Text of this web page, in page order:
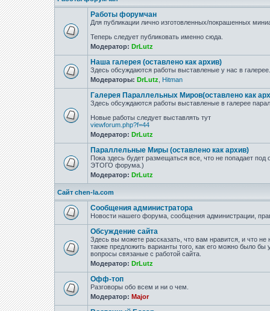
Работы форумчан
Для публикации лично изготовленных/покрашенных
Теперь следует публиковать именно сюда.
Модератор: DrLutz
Наша галерея (оставлено как архив)
Здесь обсуждаются работы выставленые у нас в галерее.
Модераторы: DrLutz Hitman
Галерея Параллельных Миров(оставлено как
Здесь обсуждаются работы выставленые в галерее
Новые работы следует выставлять тут
viewforum.php?f=44
Модератор: DrLutz
Параллельные Миры (оставлено как архив)
Пока здесь будет размещаться все, что не попадает
ЭТОГО форума.)
Модератор: DrLutz
Сайт chen-la.com
Сообщения администратора
Новости нашего форума, сообщения администрации,
Обсуждение сайта
Здесь вы можете рассказать, что вам нравится, и что не
также предложить варианты того, как его можно было бы
вопросы связаные с работой сайта.
Модератор: DrLutz
Офф-топ
Разговоры обо всем и ни о чем.
Модератор: Major